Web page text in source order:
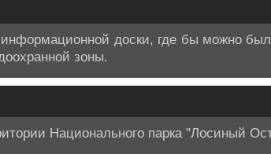
доски, где бы можно
зоны.
Национального парка "Лосиный